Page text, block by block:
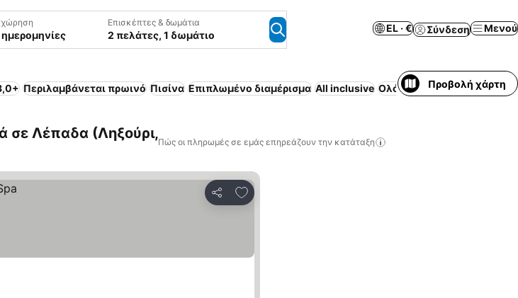
Επισκέπτες & δωμάτια
2 πελάτες, 1 δωμάτιο
EL · € Σύνδεση Μενού
Περιλαμβάνεται πρωινό Πισίνα Επιπλωμένο διαμέρισμα All inclusive Ολόκληρο σπίτι /Προβολή χάρτη
σε Λέπαδα (Ληξούρι,
Πώς οι πληρωμές σε εμάς επηρεάζουν την κατάταξη
Κοινοποίηση
Προσθήκη στα αγαπημένα